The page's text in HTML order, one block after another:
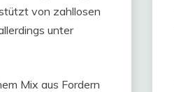
von zahllosen
unter
Mix aus Fordern